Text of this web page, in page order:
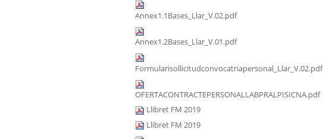
Annex1.1Bases_Llar_V.02.pdf
Annex1.2Bases_Llar_V.01.pdf
Formularisollicitudconvocatriapersonal_Llar_V.02.pdf
OFERTACONTRACTEPERSONALLABPRALPISICNA.pdf
Llibret FM 2019
Llibret FM 2019